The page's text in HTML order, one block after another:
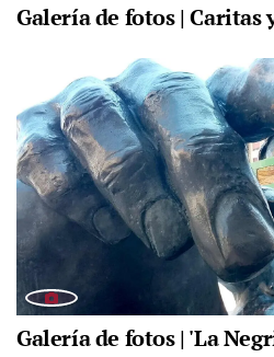
Galería de fotos |
Galería de fotos | 'La